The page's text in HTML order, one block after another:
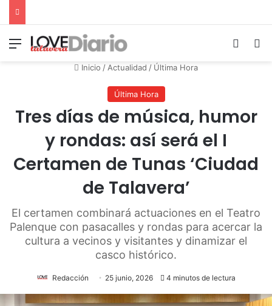
Menú
Inicio /Actualidad / Última Hora
Última Hora
Tres días de música, humor
y rondas: así será el I
Certamen de Tunas ‘Ciudad
de Talavera’
El certamen combinará actuaciones en el Teatro
Palenque con pasacalles y rondas para acercar la
cultura a vecinos y visitantes y dinamizar el
casco histórico.
Redacción 25 junio, 2026 4 minutos de lectura